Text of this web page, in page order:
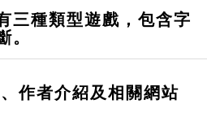
三種類型遊戲，包含字
作者介紹及相關網站